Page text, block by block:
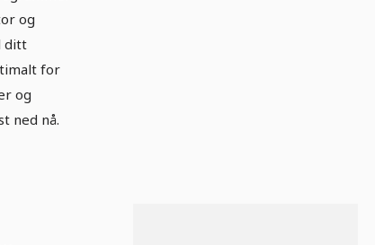
og
ditt
for
og
ned nå.